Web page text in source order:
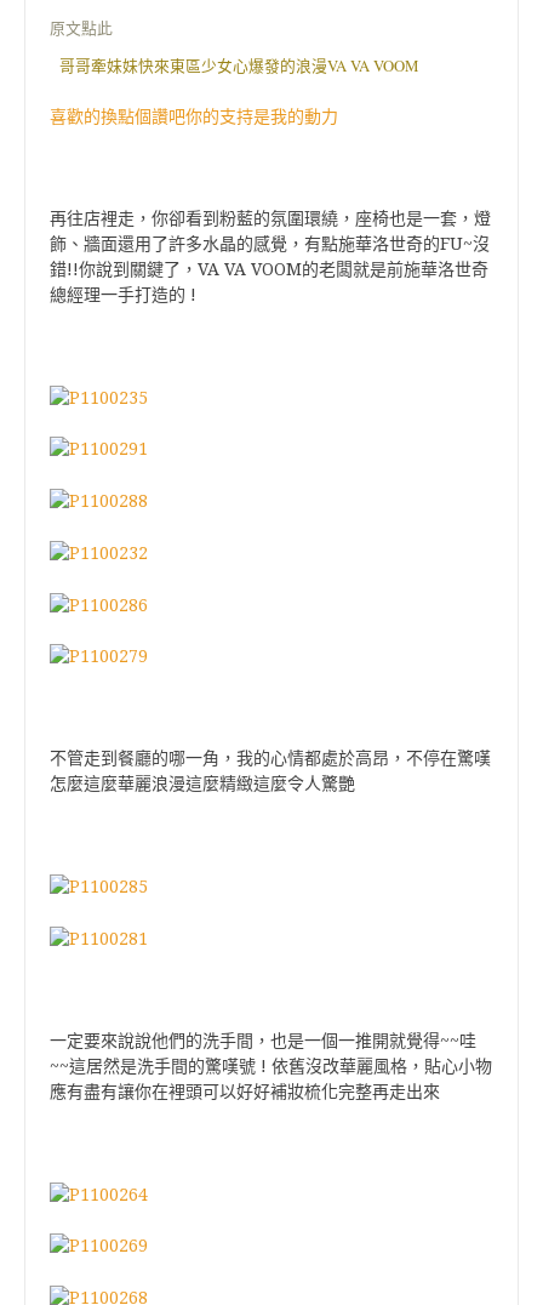
原文點此
哥哥牽妹妹快來東區少女心爆發的浪漫VA VA VOOM
喜歡的換點個讚吧你的支持是我的動力
再往店裡走，你卻看到粉藍的氛圍環繞，座椅也是一套，燈
飾、牆面還用了許多水晶的感覺，有點施華洛世奇的FU~沒
錯!!你說到關鍵了， VA VA VOOM的老闆就是前施華洛世奇
總經理一手打造的 !
不管走到餐廳的哪一角，我的心情都處於高昂，不停在驚嘆
怎麼這麼華麗浪漫這麼精緻這麼令人驚艷
一定要來說說他們的洗手間，也是一個一推開就覺得~~ 哇
~~這居然是洗手間的驚嘆號 ! 依舊沒改華麗風格，貼心小物
應有盡有讓你在裡頭可以好好補妝梳化完整再走出來